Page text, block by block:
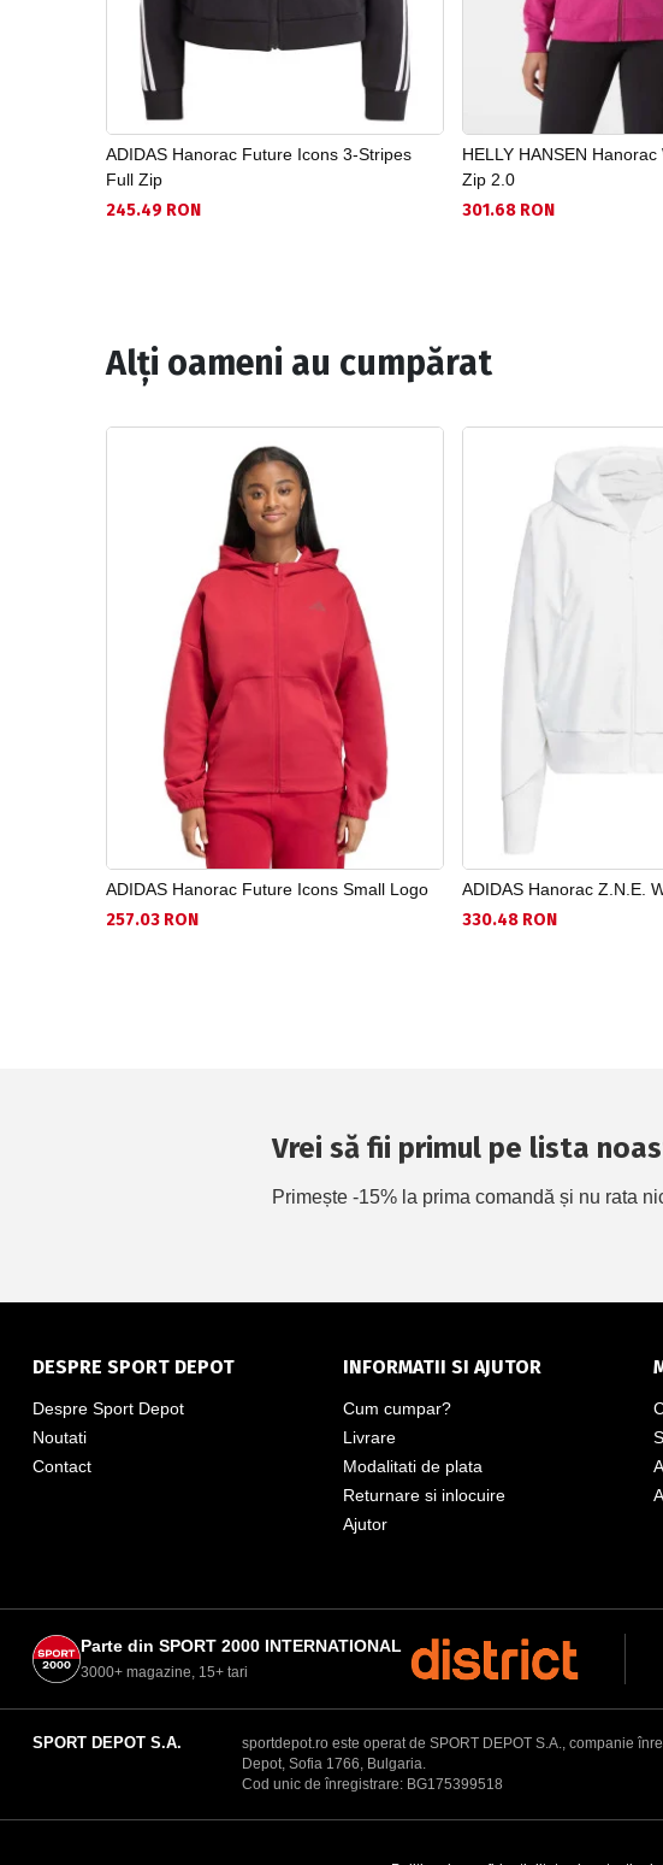
ADIDAS Hanorac Future Icons 3-Stripes
Full Zip
245.49 RON
HELLY HANSEN
Zip 2.0
301.68 RON
Alți oameni au cumpărat
ADIDAS Hanorac Future Icons Small Logo
257.03 RON
ADIDAS Hanorac Z.N.E.
330.48 RON
Vrei să fii primul pe lista
Primește -15% la prima comandă și nu rata
DESPRE SPORT DEPOT
Despre Sport Depot
Noutati
Contact
INFORMATII SI AJUTOR
Cum cumpar?
Livrare
Modalitati de plata
Returnare si inlocuire
Ajutor
Parte din SPORT 2000 INTERNATIONAL
3000+ magazine, 15+ tari
SPORT DEPOT S.A.
sportdepot.ro este operat de SPORT DEPOT S.A., companie
Depot, Sofia 1766, Bulgaria.
Cod unic de înregistrare: BG175399518